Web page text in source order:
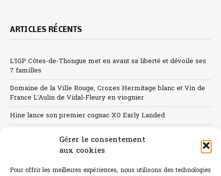
Gérer le consentement
aux cookies
Pour offrir les meilleures expériences, nous utilisons des technologies
ARTICLES RÉCENTS
L’IGP Côtes-de-Thongue met en avant sa liberté et dévoile ses
7 familles
Domaine de la Ville Rouge, Crozes Hermitage blanc et Vin de
France L’Aulin de Vidal-Fleury en viognier
Hine lance son premier cognac XO Early Landed
Sélection de rosés 2026